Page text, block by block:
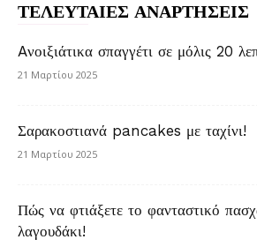
ΤΕΛΕΥΤΑΙΕΣ ΑΝΑΡΤΗΣΕΙΣ
Aνοιξιάτικα σπαγγέτι σε μόλις 20
21 Μαρτίου 2025
Σαρακοστιανά pancakes με ταχίνι!
21 Μαρτίου 2025
Πώς να φτιάξετε το φανταστικό
λαγουδάκι!